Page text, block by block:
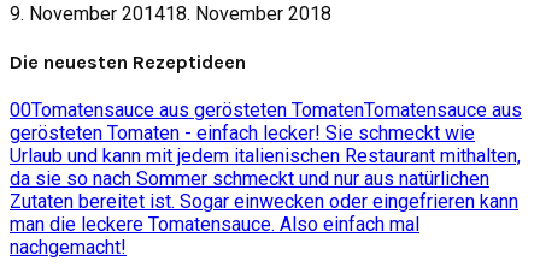
9. November 201418. November 2018
Die neuesten Rezeptideen
00Tomatensauce aus gerösteten TomatenTomatensauce aus
gerösteten Tomaten - einfach lecker! Sie schmeckt wie
Urlaub und kann mit jedem italienischen Restaurant mithalten,
da sie so nach Sommer schmeckt und nur aus natürlichen
Zutaten bereitet ist. Sogar einwecken oder eingefrieren kann
man die leckere Tomatensauce. Also einfach mal
nachgemacht!